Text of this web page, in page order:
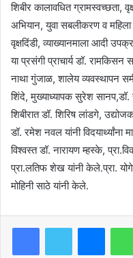
शिबीर कालावधित ग्रामस्वच्छता,
अभियान, युवा सबलीकरण व
वृक्षदिंडी, व्याख्यानमाला आदी
या प्रसंगी प्राचार्य डॉ.
नाथा गुंजाळ, शालेय व्यवस्थापन
शिंदे, मुख्याध्यापक सुरेश
शिबीरात डॉ. शिरिष लांडगे,
डॉ. रमेश नवल यांनी विदयार्थ्यांना
विश्वस्त डॉ. नारायण म्हस्के,
प्रा.लतिफ शेख यांनी केले.प्रा.
मोहिनी साठे यांनी केले.
FacebookTwitter